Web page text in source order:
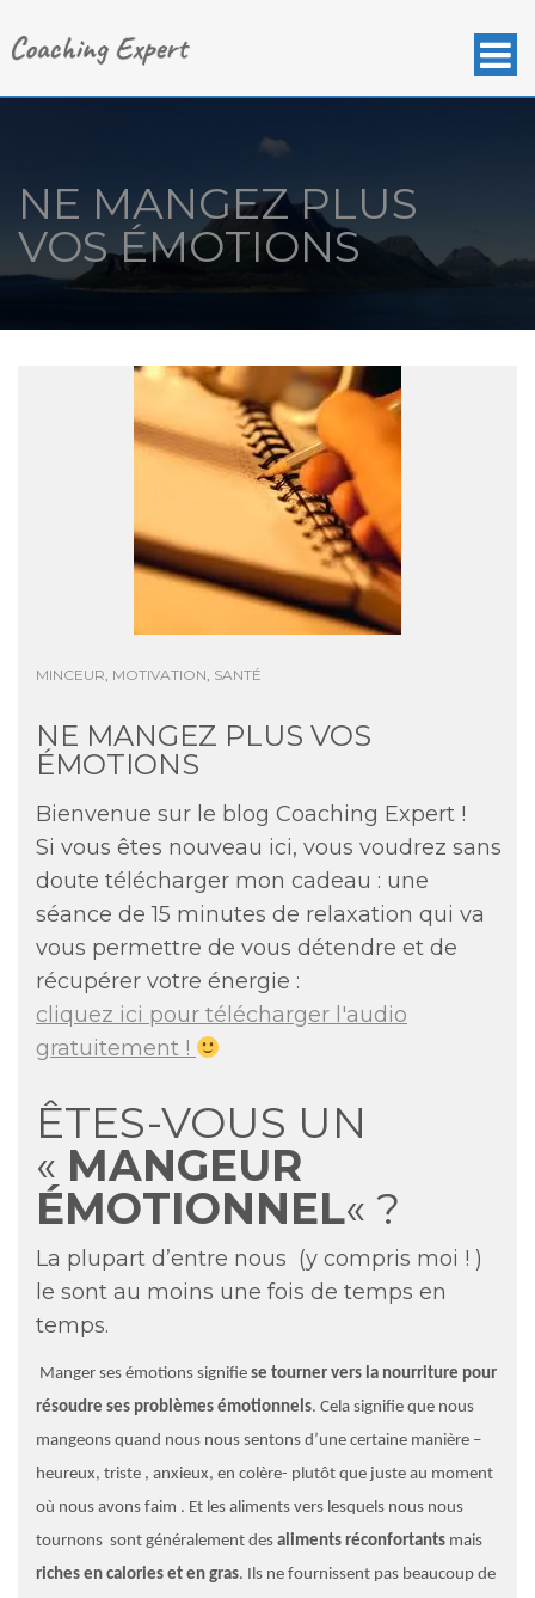
NE MANGEZ PLUS
VOS ÉMOTIONS
MINCEUR, MOTIVATION, SANTÉ
NE MANGEZ PLUS VOS
ÉMOTIONS
Bienvenue sur le blog Coaching Expert !
Si vous êtes nouveau ici, vous voudrez sans
doute télécharger mon cadeau : une
séance de 15 minutes de relaxation qui va
vous permettre de vous détendre et de
récupérer votre énergie :
cliquez ici pour télécharger l'audio
gratuitement !
ÊTES-VOUS UN
« MANGEUR
ÉMOTIONNEL« ?
La plupart d’entre nous (y compris moi ! )
le sont au moins une fois de temps en
temps.
Manger ses émotions signifie se tourner vers la nourriture pour
résoudre ses problèmes émotionnels. Cela signifie que nous
mangeons quand nous nous sentons d’une certaine manière –
heureux, triste , anxieux, en colère- plutôt que juste au moment
où nous avons faim . Et les aliments vers lesquels nous nous
tournons sont généralement des aliments réconfortants mais
riches en calories et en gras. Ils ne fournissent pas beaucoup de